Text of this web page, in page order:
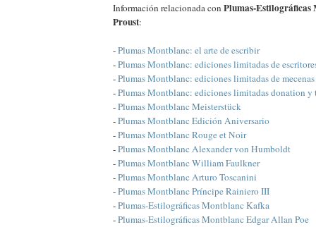
Información relacionada con Plumas-
Proust:
-Plumas Montblanc: el arte de escribir
-Plumas Montblanc: ediciones limitadas de
-Plumas Montblanc: ediciones limitadas de mecenas
-Plumas Montblanc: ediciones limitadas donation y
-Plumas Montblanc Meisterstück
-Plumas Montblanc Edición Aniversario
-Plumas Montblanc Rouge et Noir
-Plumas Montblanc Alexander von Humboldt
-Plumas Montblanc William Faulkner
-Plumas Montblanc Arturo Toscanini
-Plumas Montblanc Príncipe Rainiero III
-Plumas-Estilográficas Montblanc Kafka
-Plumas-Estilográficas Montblanc Edgar Allan Poe